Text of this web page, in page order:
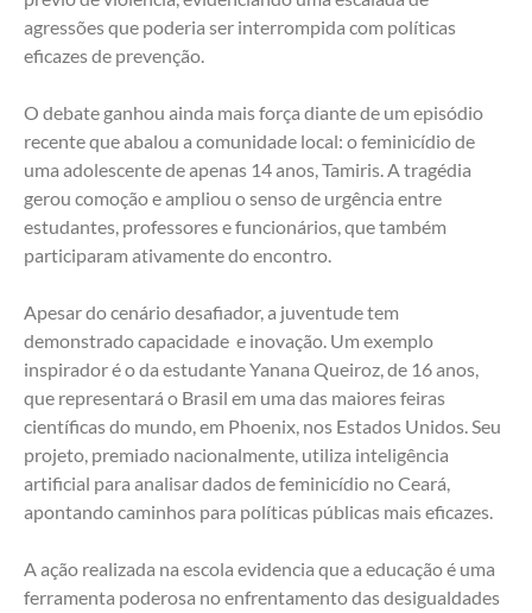
agressões que poderia ser interrompida com políticas
eficazes de prevenção.
O debate ganhou ainda mais força diante de um episódio
recente que abalou a comunidade local: o feminicídio de
uma adolescente de apenas 14 anos, Tamiris. A tragédia
gerou comoção e ampliou o senso de urgência entre
estudantes, professores e funcionários, que também
participaram ativamente do encontro.
Apesar do cenário desafiador, a juventude tem
demonstrado capacidade  e inovação. Um exemplo
inspirador é o da estudante Yanana Queiroz, de 16 anos,
que representará o Brasil em uma das maiores feiras
científicas do mundo, em Phoenix, nos Estados Unidos. Seu
projeto, premiado nacionalmente, utiliza inteligência
artificial para analisar dados de feminicídio no Ceará,
apontando caminhos para políticas públicas mais eficazes.
A ação realizada na escola evidencia que a educação é uma
ferramenta poderosa no enfrentamento das desigualdades